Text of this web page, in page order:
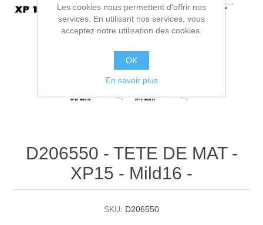
D206550 - TETE DE MAT -
XP15 - Mild16 -
SKU: D206550
Les cookies nous permettent d'offrir nos
services. En utilisant nos services, vous
acceptez notre utilisation des cookies.
OK
En savoir plus